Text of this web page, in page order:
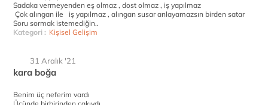
Sadaka vermeyenden eş olmaz , dost olmaz , iş yapılmaz
Çok alıngan ile iş yapılmaz , alıngan susar anlayamazsın birden satar
Soru sormak istemediğin..
Kategori : Kişisel Gelişim
31 Aralık '21
kara boğa
Benim üç neferim vardı